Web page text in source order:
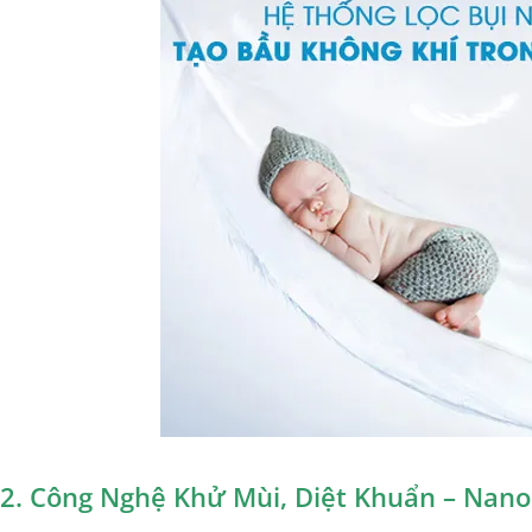
2. Công Nghệ Khử Mùi, Diệt Khuẩn –